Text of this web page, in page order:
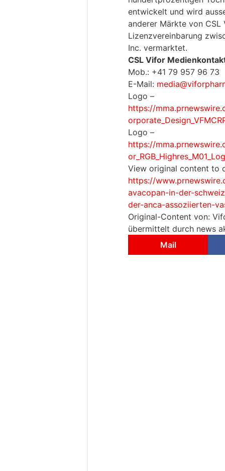
entwickelt und wird
anderer Märkte von CSL
Lizenzvereinbarung
Inc. vermarktet.
CSL Vifor
Mob.: +41 79 957 96 73
E-Mail:
Logo –
https://
Logo –
https://
View original content to
https://
avacopan-in-der-
der-anca-assoziierten-
Original-Content von:
übermittelt durch news
Mail